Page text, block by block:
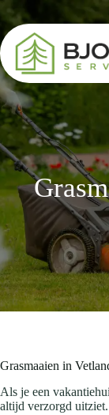
naar
de
inhoud
Grasmaaien in
Als je een
altijd verzorgd